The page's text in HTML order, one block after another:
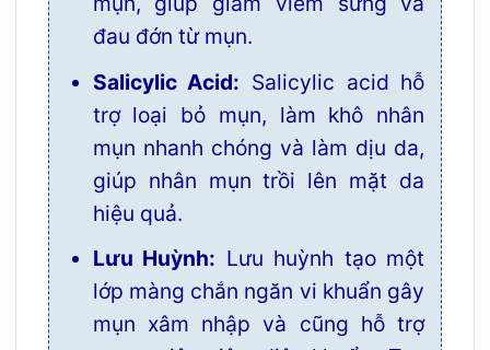
đau đớn từ mụn.
Salicylic Acid: Salicylic acid hỗ
trợ loại bỏ mụn, làm khô nhân
mụn nhanh chóng và làm dịu da,
giúp nhân mụn trồi lên mặt da
hiệu quả.
Lưu Huỳnh: Lưu huỳnh tạo một
lớp màng chắn ngăn vi khuẩn gây
mụn xâm nhập và cũng hỗ trợ